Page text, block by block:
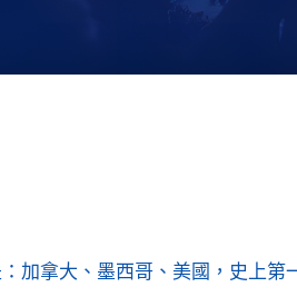
加拿大、墨西哥、美國，史上